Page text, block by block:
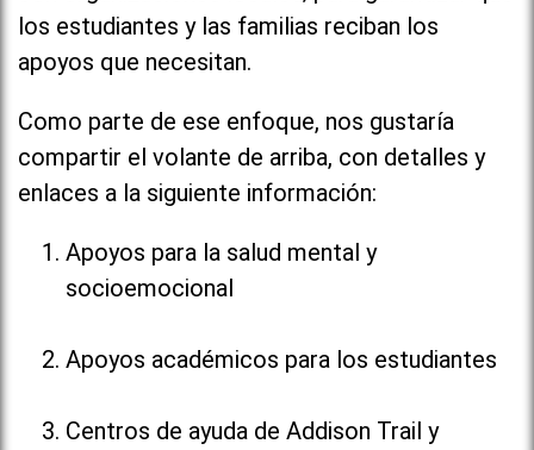
los estudiantes y las familias reciban los
apoyos que necesitan.
Como parte de ese enfoque, nos gustaría
compartir el volante de arriba, con detalles y
enlaces a la siguiente información:
Apoyos para la salud mental y
socioemocional
Apoyos académicos para los estudiantes
Centros de ayuda de Addison Trail y